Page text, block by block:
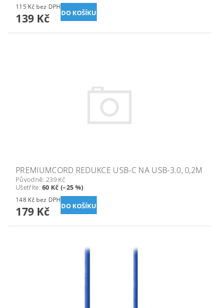
115 Kč bez DPH
139 Kč
PREMIUMCORD REDUKCE USB-C NA USB-3.0, 0,2M
Původně: 239 Kč
Ušetříte:60 Kč (–25 %)
148 Kč bez DPH
179 Kč